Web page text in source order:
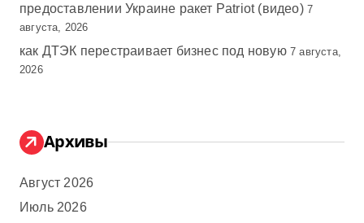
предоставлении Украине ракет Patriot (видео) 7
августа, 2026
как ДТЭК перестраивает бизнес под новую 7 августа,
2026
Архивы
Август 2026
Июль 2026